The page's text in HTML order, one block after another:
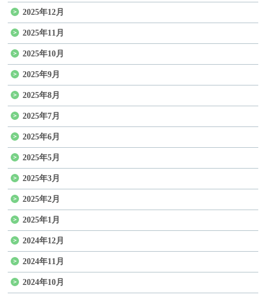
2025年12月
2025年11月
2025年10月
2025年9月
2025年8月
2025年7月
2025年6月
2025年5月
2025年3月
2025年2月
2025年1月
2024年12月
2024年11月
2024年10月